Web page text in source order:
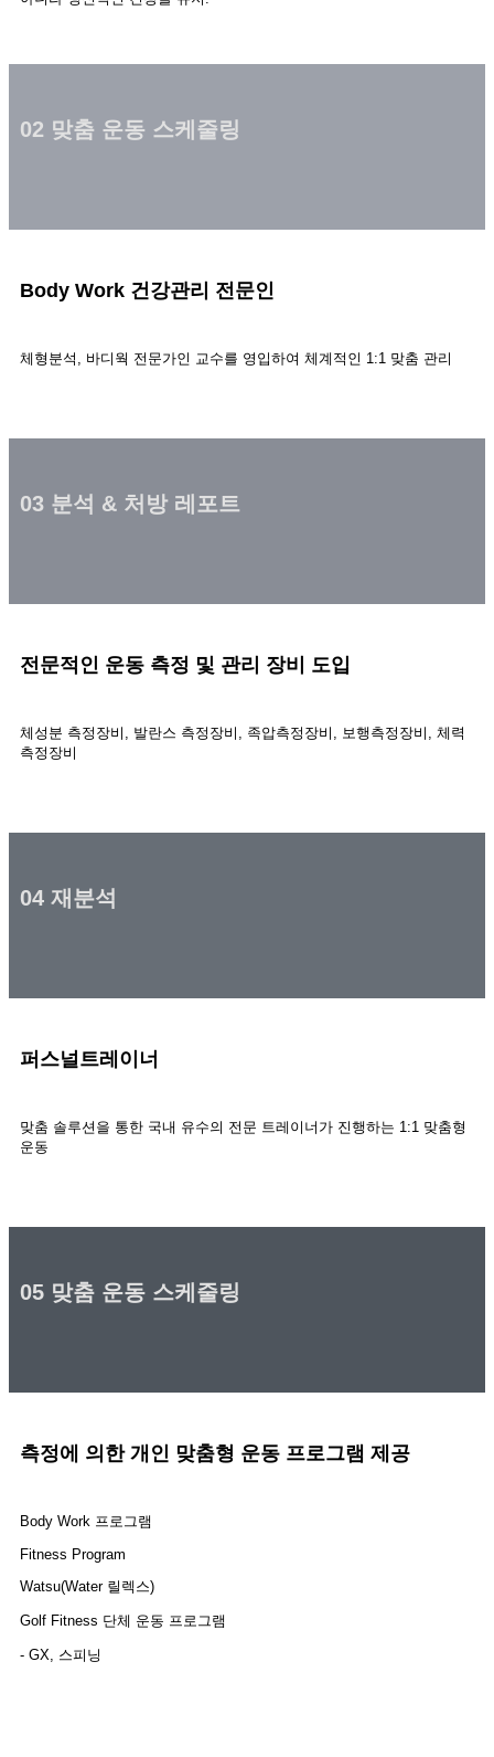
02 맞춤 운동 스케줄링
Body Work 건강관리 전문인
체형분석, 바디웍 전문가인 교수를 영입하여 체계적인 1:1 맞춤 관리
03 분석 & 처방 레포트
전문적인 운동 측정 및 관리 장비 도입
체성분 측정장비, 발란스 측정장비, 족압측정장비, 보행측정장비, 체력
측정장비
04 재분석
퍼스널트레이너
맞춤 솔루션을 통한 국내 유수의 전문 트레이너가 진행하는 1:1 맞춤형
운동
05 맞춤 운동 스케줄링
측정에 의한 개인 맞춤형 운동 프로그램 제공
Body Work 프로그램
Fitness Program
Watsu(Water 릴렉스)
Golf Fitness 단체 운동 프로그램
- GX, 스피닝